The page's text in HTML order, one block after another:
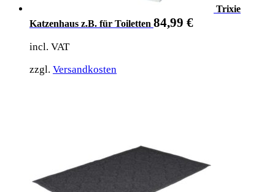
Trixie
Katzenhaus z.B. für Toiletten 84,99 €
incl. VAT
zzgl. Versandkosten